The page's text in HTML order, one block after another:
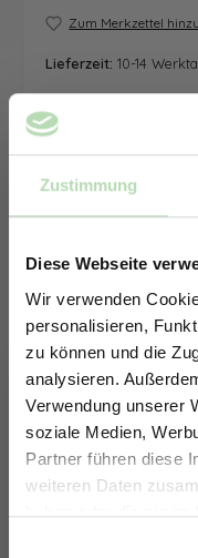
Zustimmung
Diese Webseite
Wir verwenden
personalisieren,
zu können und die
analysieren.
Verwendung unserer
soziale Medien,
Partner führen diese
weiteren Daten
haben oder die sie
Zum Merkzettel
Lieferzeit: 10-14